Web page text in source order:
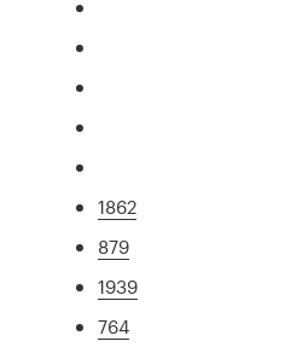
1862
879
1939
764